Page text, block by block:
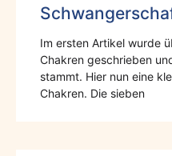
Im ersten Artikel wurde
Chakren geschrieben
stammt. Hier nun eine
Chakren. Die sieben